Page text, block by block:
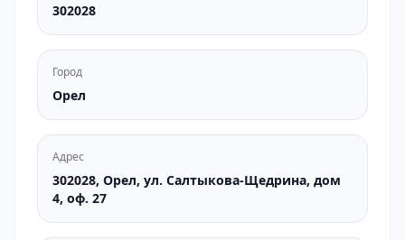
302028
Город
Орел
Адрес
302028, Орел, ул. Салтыкова-Щедрина, дом
4, оф. 27